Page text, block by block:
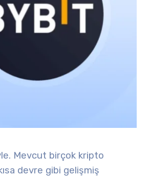
Mevcut birçok kripto
devre gibi gelişmiş